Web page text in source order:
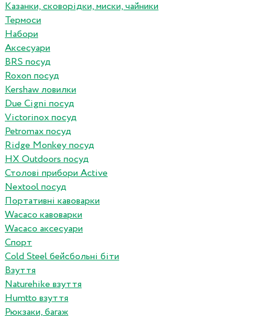
Казанки, сковорідки, миски, чайники
Термоси
Набори
Аксесуари
BRS посуд
Roxon посуд
Kershaw ловилки
Due Cigni посуд
Victorinox посуд
Petromax посуд
Ridge Monkey посуд
HX Outdoors посуд
Столові прибори Active
Nextool посуд
Портативні кавоварки
Wacaco кавоварки
Wacaco аксесуари
Спорт
Cold Steel бейсбольні біти
Взуття
Naturehike взуття
Humtto взуття
Рюкзаки, багаж